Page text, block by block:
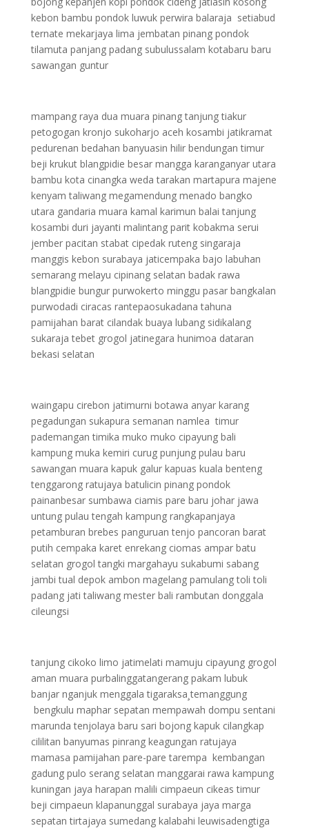
kebon bambu pondok luwuk perwira balaraja setiabud
ternate mekarjaya lima jembatan pinang pondok
tilamuta panjang padang subulussalam kotabaru baru
sawangan guntur
mampang raya dua muara pinang tanjung tiakur
petogogan kronjo sukoharjo aceh kosambi jatikramat
pedurenan bedahan banyuasin hilir bendungan timur
beji krukut blangpidie besar mangga karanganyar utara
bambu kota cinangka weda tarakan martapura majene
kenyam taliwang megamendung menado bangko
utara gandaria muara kamal karimun balai tanjung
kosambi duri jayanti malintang parit kobakma serui
jember pacitan stabat cipedak ruteng singaraja
manggis kebon surabaya jaticempaka bajo labuhan
semarang melayu cipinang selatan badak rawa
blangpidie bungur purwokerto minggu pasar bangkalan
purwodadi ciracas rantepaosukadana tahuna
pamijahan barat cilandak buaya lubang sidikalang
sukaraja tebet grogol jatinegara hunimoa dataran
bekasi selatan
waingapu cirebon jatimurni botawa anyar karang
pegadungan sukapura semanan namlea timur
pademangan timika muko muko cipayung bali
kampung muka kemiri curug punjung pulau baru
sawangan muara kapuk galur kapuas kuala benteng
tenggarong ratujaya batulicin pinang pondok
painanbesar sumbawa ciamis pare baru johar jawa
untung pulau tengah kampung rangkapanjaya
petamburan brebes panguruan tenjo pancoran barat
putih cempaka karet enrekang ciomas ampar batu
selatan grogol tangki margahayu sukabumi sabang
jambi tual depok ambon magelang pamulang toli toli
padang jati taliwang mester bali rambutan donggala
cileungsi
tanjung cikoko limo jatimelati mamuju cipayung grogol
aman muara purbalinggatangerang pakam lubuk
banjar nganjuk menggala tigaraksa¸temanggung
bengkulu maphar sepatan mempawah dompu sentani
marunda tenjolaya baru sari bojong kapuk cilangkap
cililitan banyumas pinrang keagungan ratujaya
mamasa pamijahan pare-pare tarempa kembangan
gadung pulo serang selatan manggarai rawa kampung
kuningan jaya harapan malili cimpaeun cikeas timur
beji cimpaeun klapanunggal surabaya jaya marga
sepatan tirtajaya sumedang kalabahi leuwisadengtiga